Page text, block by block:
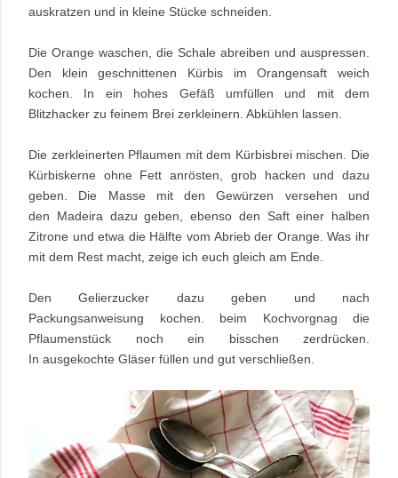
auskratzen und in kleine Stücke schneiden.
Die Orange waschen, die Schale abreiben und auspressen.
Den klein geschnittenen Kürbis im Orangensaft weich
kochen. In ein hohes Gefäß umfüllen und mit dem
Blitzhacker zu feinem Brei zerkleinern. Abkühlen lassen.
Die zerkleinerten Pflaumen mit dem Kürbisbrei mischen. Die
Kürbiskerne ohne Fett anrösten, grob hacken und dazu
geben. Die Masse mit den Gewürzen versehen und
den Madeira dazu geben, ebenso den Saft einer halben
Zitrone und etwa die Hälfte vom Abrieb der Orange. Was ihr
mit dem Rest macht, zeige ich euch gleich am Ende.
Den Gelierzucker dazu geben und nach
Packungsanweisung kochen. beim Kochvorgnag die
Pflaumenstück noch ein bisschen zerdrücken.
In ausgekochte Gläser füllen und gut verschließen.